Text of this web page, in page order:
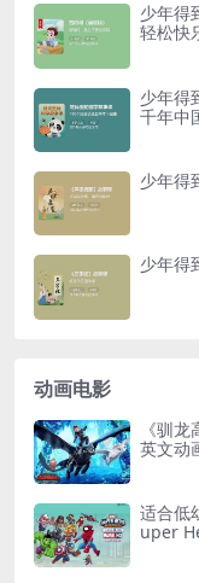
少年得
轻松快
少年得
千年中
少年得
少年得
动画电影
《驯
英文动
适合低
uper